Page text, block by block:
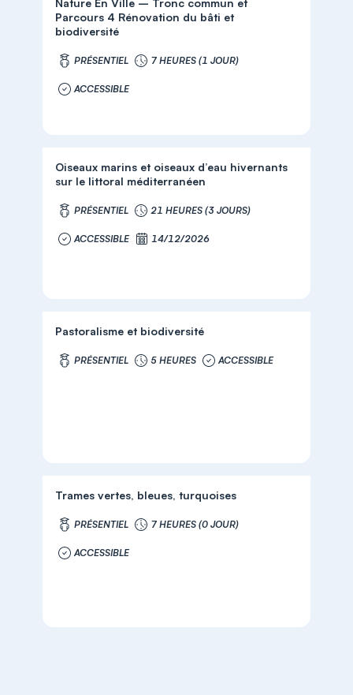
Nature En Ville – Tronc commun et
Parcours 4 Rénovation du bâti et
biodiversité
PRÉSENTIEL 7 HEURES (1 JOUR)
ACCESSIBLE
Oiseaux marins et oiseaux d’eau hivernants
sur le littoral méditerranéen
PRÉSENTIEL 21 HEURES (3 JOURS)
ACCESSIBLE 14/12/2026
Pastoralisme et biodiversité
PRÉSENTIEL 5 HEURES ACCESSIBLE
Trames vertes, bleues, turquoises
PRÉSENTIEL 7 HEURES (0 JOUR)
ACCESSIBLE